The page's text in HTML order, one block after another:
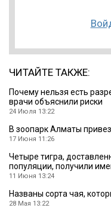
ЧИТАЙТЕ ТАКЖЕ:
Почему нельзя есть
врачи объяснили риски
24 Июля 13:22
В зоопарк Алматы
17 Июня 11:26
Четыре тигра,
популяции, получили
11 Июня 13:24
Названы сорта чая,
28 Мая 13:22